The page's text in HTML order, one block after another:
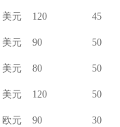
美元 120 45
美元 90 50
美元 80 50
美元 120 50
欧元 90 30